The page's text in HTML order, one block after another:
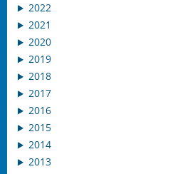
2022
2021
2020
2019
2018
2017
2016
2015
2014
2013